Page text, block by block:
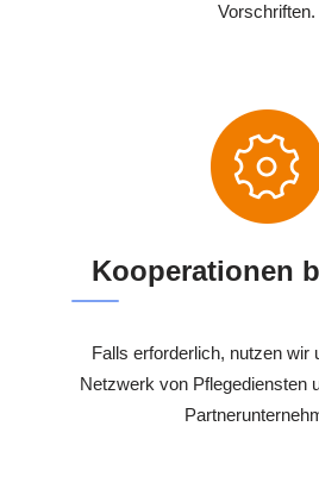
Vorschriften.
Kooperationen
Falls erforderlich, nutzen wir
Netzwerk von Pflegediensten